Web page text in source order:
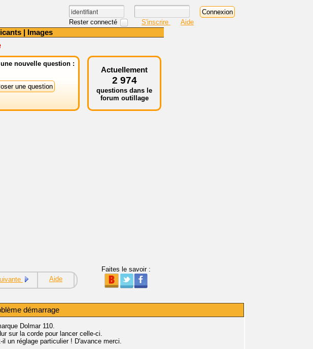
Rester connecté S'inscrire Aide
| Images
nouvelle question :
Actuellement
2 974
questions dans le
forum outillage
Aide
Faites le savoir :
démarrage
Dolmar 110.
sur la corde pour lancer celle-ci.
un réglage particulier ! D'avance merci.